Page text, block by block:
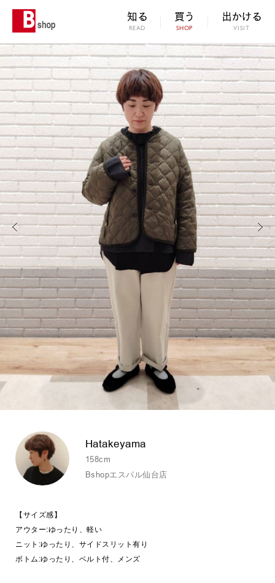
知る
READ
買う
SHOP
出かける
VISIT
Hatakeyama
158cm
Bshopエスパル仙台店
【サイズ感】
アウター:ゆったり、軽い
ニット:ゆったり、サイドスリット有り
ボトム:ゆったり、ベルト付、メンズ